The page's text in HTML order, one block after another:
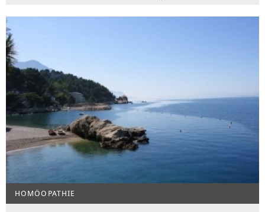
HOMÖOPATHIE